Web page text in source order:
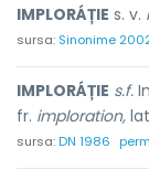
IMPLORÁȚIE s. v.
sursa: Sinonime
IMPLORÁȚIE s.f.
fr. imploration,
sursa:DN 1986